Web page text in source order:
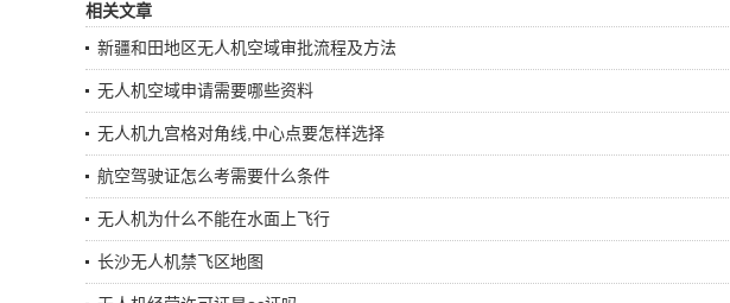
相关文章
新疆和田地区无人机空域审批流程及方法
无人机空域申请需要哪些资料
无人机九宫格对角线,中心点要怎样选择
航空驾驶证怎么考需要什么条件
无人机为什么不能在水面上飞行
长沙无人机禁飞区地图